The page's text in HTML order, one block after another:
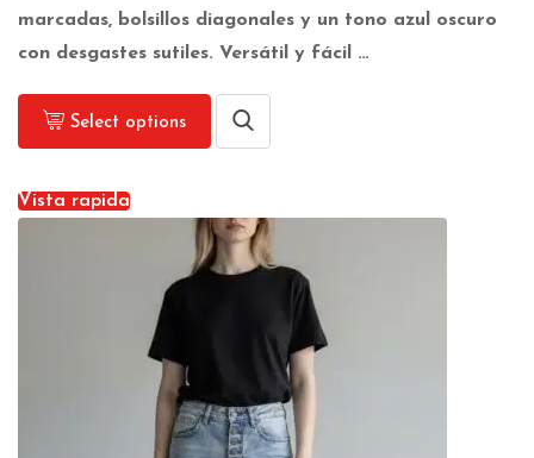
marcadas, bolsillos diagonales y un tono azul oscuro
con desgastes sutiles. Versátil y fácil …
Select options
Vista rapida